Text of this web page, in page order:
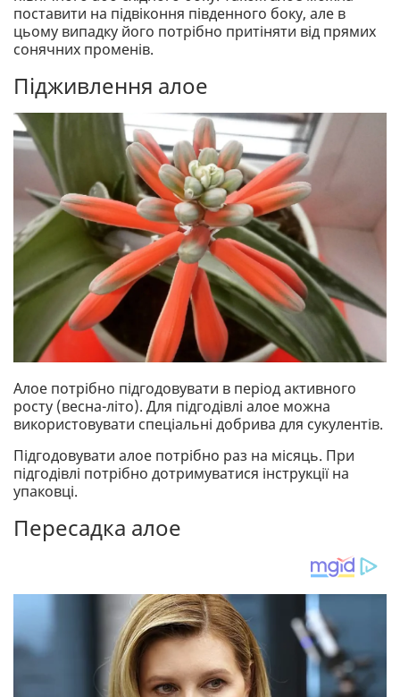
поставити на підвіконня південного боку, але в
цьому випадку його потрібно притіняти від прямих
сонячних променів.
Підживлення алое
Алое потрібно підгодовувати в період активного
росту (весна-літо). Для підгодівлі алое можна
використовувати спеціальні добрива для сукулентів.
Підгодовувати алое потрібно раз на місяць. При
підгодівлі потрібно дотримуватися інструкції на
упаковці.
Пересадка алое